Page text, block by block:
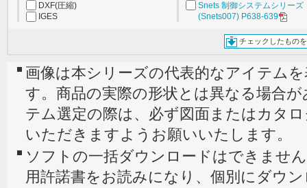
DXF(圧縮)
IGES
Snets 制御システムシリーズ
(Snets007) P638-639
チェックしたもの
画像は本シリーズの代表的なアイテム
す。商品の実際の形状とは異なる場合
テム選定の際は、必ず図面またはカタ
いただきますようお願いいたします。
ソフトの一括ダウンロードはできませ
用許諾書をお読みになり、個別にダウ